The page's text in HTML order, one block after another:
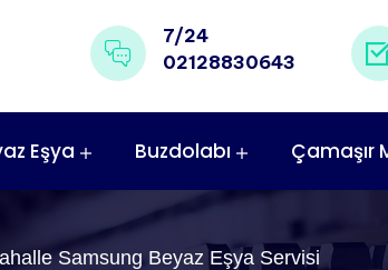
7/24
02128830643
Eşya Buzdolabı Çamaşır
Samsung Beyaz Eşya Servisi